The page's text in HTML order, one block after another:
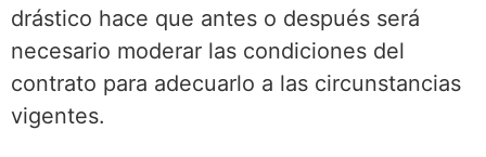
drástico hace que antes o después será
necesario moderar las condiciones del
contrato para adecuarlo a las circunstancias
vigentes.